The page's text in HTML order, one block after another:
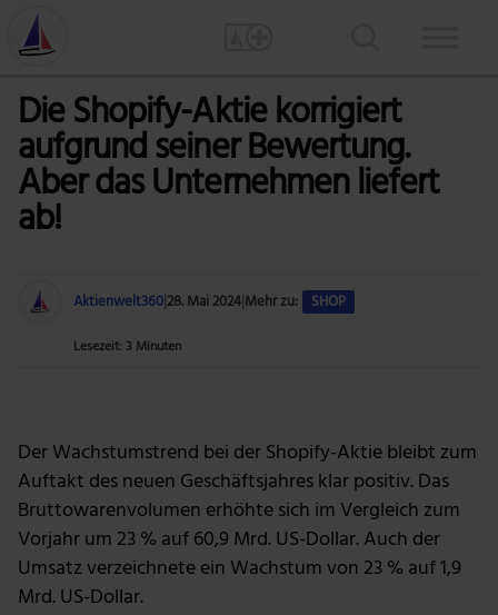
Die Shopify-Aktie korrigiert
aufgrund seiner Bewertung.
Aber das Unternehmen liefert
ab!
Aktienwelt36028. Mai 2024Mehr zu: SHOP
Lesezeit: 3 Minuten
Der Wachstumstrend bei der Shopify-Aktie bleibt zum
Auftakt des neuen Geschäftsjahres klar positiv. Das
Bruttowarenvolumen erhöhte sich im Vergleich zum
Vorjahr um 23 % auf 60,9 Mrd. US-Dollar. Auch der
Umsatz verzeichnete ein Wachstum von 23 % auf 1,9
Mrd. US-Dollar.